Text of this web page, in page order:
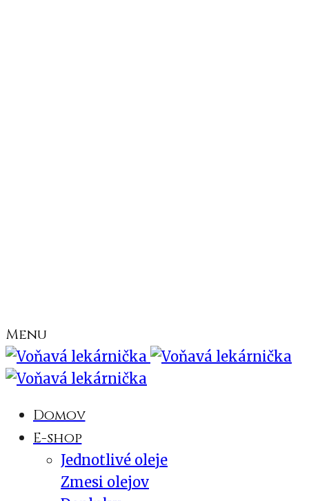
Menu
Domov
E-shop
Jednotlivé oleje
Zmesi olejov